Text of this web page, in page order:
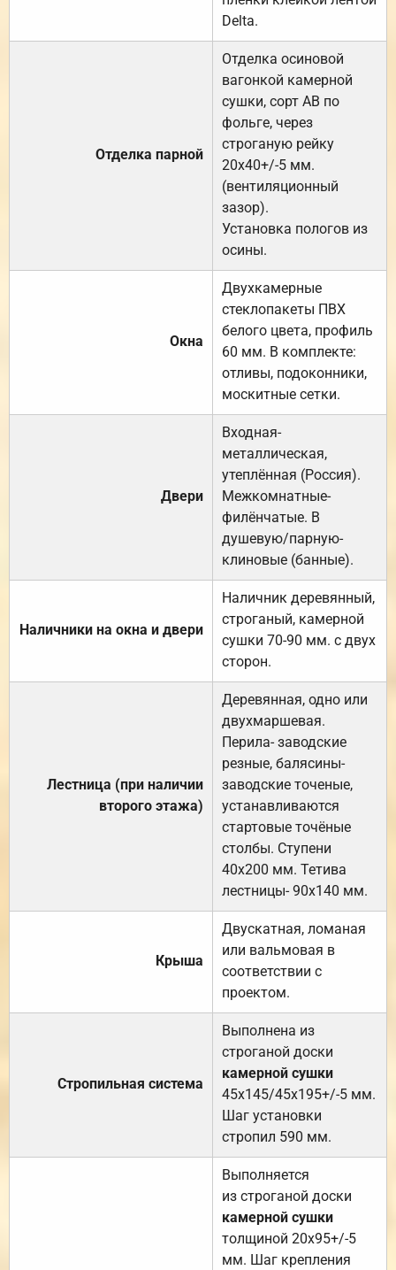
Delta.
Отделка парной
Отделка осиновой
вагонкой камерной
сушки, сорт АВ по
фольге, через
строганую рейку
20х40+/-5 мм.
(вентиляционный
зазор).
Установка пологов из
осины.
Окна
Двухкамерные
стеклопакеты ПВХ
белого цвета, профиль
60 мм. В комплекте:
отливы, подоконники,
москитные сетки.
Двери
Входная-
металлическая,
утеплённая (Россия).
Межкомнатные-
филёнчатые. В
душевую/парную-
клиновые (банные).
Наличники на окна и двери
Наличник деревянный,
строганый, камерной
сушки 70-90 мм. с двух
сторон.
Лестница (при наличии
второго этажа)
Деревянная, одно или
двухмаршевая.
Перила- заводские
резные, балясины-
заводские точеные,
устанавливаются
стартовые точёные
столбы. Ступени
40х200 мм. Тетива
лестницы- 90х140 мм.
Крыша
Двускатная, ломаная
или вальмовая в
соответствии с
проектом.
Стропильная система
Выполнена из
строганой доски
камерной сушки
45х145/45х195+/-5 мм.
Шаг установки
стропил 590 мм.
Выполняется
из строганой доски
камерной сушки
толщиной 20х95+/-5
мм. Шаг крепления